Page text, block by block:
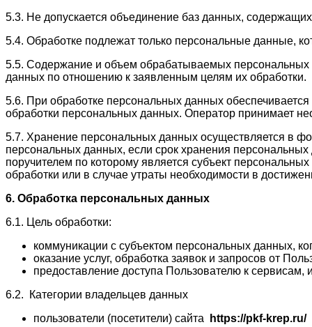
5.3. Не допускается объединение баз данных,
5.4. Обработке подлежат только персональные данные,
5.5. Содержание и объем обрабатываемых персональных
данных по отношению к заявленным целям их обработки.
5.6. При обработке персональных данных
обработки персональных данных. Оператор принимает
5.7. Хранение персональных данных осуществляется в
персональных данных, если срок хранения
поручителем по которому является субъект
обработки или в случае утраты необходимости в
6. Обработка персональных данных
6.1. Цель обработки:
коммуникации с субъектом персональных данных,
оказание услуг, обработка заявок и запросов от
предоставление доступа Пользователю к
6.2. Категории владельцев данных
пользователи (посетители) сайта
https://pkf-krep.ru/